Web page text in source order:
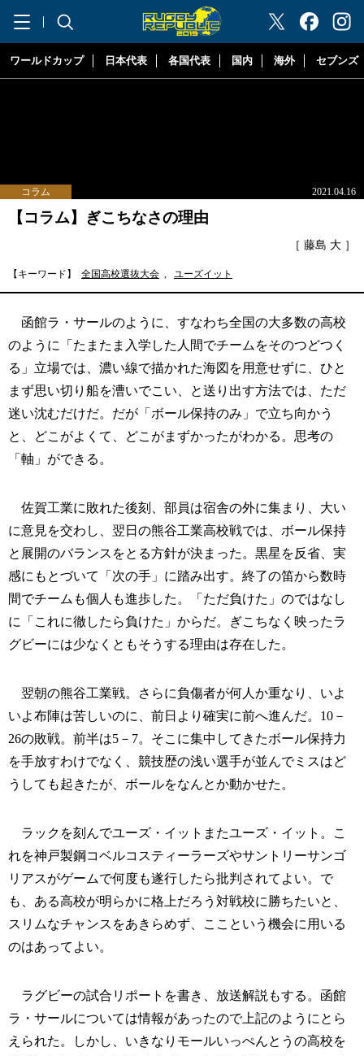
"ラグビーリパブリック"
ワールドカップ 日本代表 各国代表 国内 海外 セブンズ
コラム 2021.04.16
【コラム】ぎこちなさの理由
［ 藤島 大 ］
【キーワード】 全国高校選抜大会 , ユーズイット
函館ラ・サールのように、すなわち全国の大多数の高校
のように「たまたま入学した人間でチームをそのつどつく
る」立場では、濃い線で描かれた海図を用意せずに、ひと
まず思い切り船を漕いでこい、と送り出す方法では、ただ
迷い沈むだけだ。だが「ボール保持のみ」で立ち向かう
と、どこがよくて、どこがまずかったがわかる。思考の
「軸」ができる。
佐賀工業に敗れた後刻、部員は宿舎の外に集まり、大い
に意見を交わし、翌日の熊谷工業高校戦では、ボール保持
と展開のバランスをとる方針が決まった。黒星を反省、実
感にもとづいて「次の手」に踏み出す。終了の笛から数時
間でチームも個人も進歩した。「ただ負けた」のではなし
に「これに徹したら負けた」からだ。ぎこちなく映ったラ
グビーには少なくともそうする理由は存在した。
翌朝の熊谷工業戦。さらに負傷者が何人か重なり、いよ
いよ布陣は苦しいのに、前日より確実に前へ進んだ。10－
26の敗戦。前半は5－7。そこに集中してきたボール保持力
を手放すわけでなく、競技歴の浅い選手が並んでミスはど
うしても起きたが、ボールをなんとか動かせた。
ラックを刻んでユーズ・イットまたユーズ・イット。こ
れを神戸製鋼コベルコスティーラーズやサントリーサンゴ
リアスがゲームで何度も遂行したら批判されてよい。で
も、ある高校が明らかに格上だろう対戦校に勝ちたいと、
スリムなチャンスをあきらめず、ここという機会に用いる
のはあってよい。
ラグビーの試合リポートを書き、放送解説もする。函館
ラ・サールについては情報があったので上記のようにとら
えられた。しかし、いきなりモールいっぺんとうの高校を